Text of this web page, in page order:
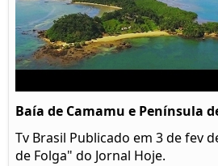
Baía de Camamu e Península
Tv Brasil Publicado em 3 de fev
de Folga" do Jornal Hoje.